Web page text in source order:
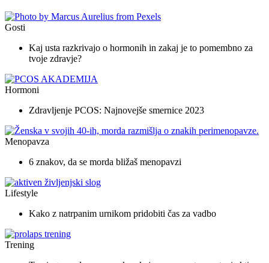
Gosti
Kaj usta razkrivajo o hormonih in zakaj je to pomembno za
tvoje zdravje?
Hormoni
Zdravljenje PCOS: Najnovejše smernice 2023
Menopavza
6 znakov, da se morda bližaš menopavzi
Lifestyle
Kako z natrpanim urnikom pridobiti čas za vadbo
Trening